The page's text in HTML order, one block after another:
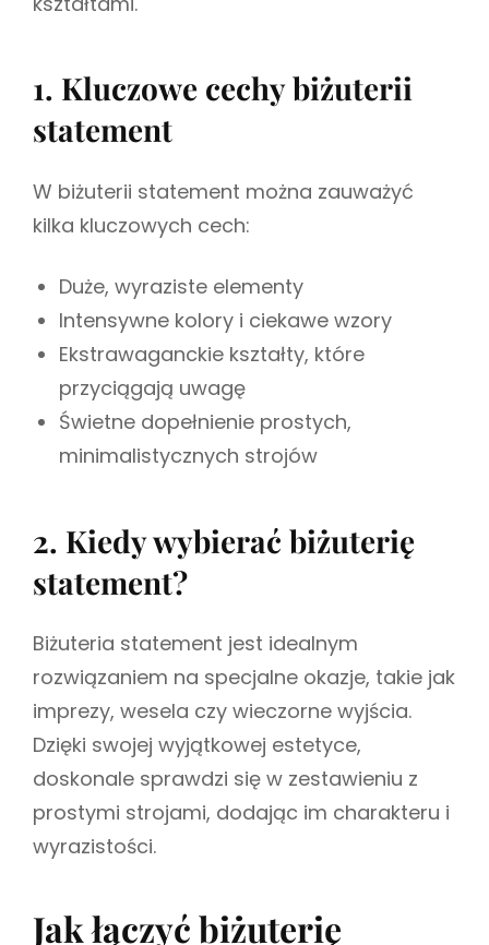
1. Kluczowe cechy biżuterii
statement
W biżuterii statement można zauważyć
kilka kluczowych cech:
Duże, wyraziste elementy
Intensywne kolory i ciekawe wzory
Ekstrawaganckie kształty, które
przyciągają uwagę
Świetne dopełnienie prostych,
minimalistycznych strojów
2. Kiedy wybierać biżuterię
statement?
Biżuteria statement jest idealnym
rozwiązaniem na specjalne okazje, takie jak
imprezy, wesela czy wieczorne wyjścia.
Dzięki swojej wyjątkowej estetyce,
doskonale sprawdzi się w zestawieniu z
prostymi strojami, dodając im charakteru i
wyrazistości.
Jak łączyć biżuterię